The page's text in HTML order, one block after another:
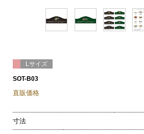
Lサイズ
SOT-B03
直販価格
寸法